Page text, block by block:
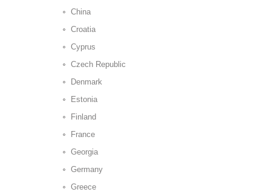
China
Croatia
Cyprus
Czech Republic
Denmark
Estonia
Finland
France
Georgia
Germany
Greece